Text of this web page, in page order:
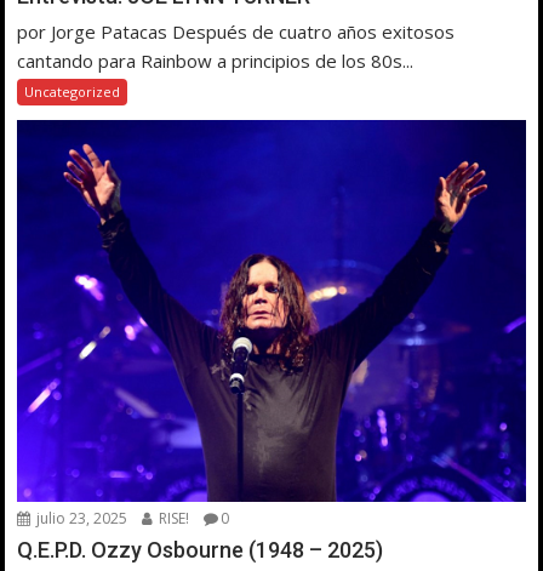
por Jorge Patacas Después de cuatro años exitosos
cantando para Rainbow a principios de los 80s...
Uncategorized
julio 23, 2025 RISE! 0
Q.E.P.D. Ozzy Osbourne (1948 – 2025)